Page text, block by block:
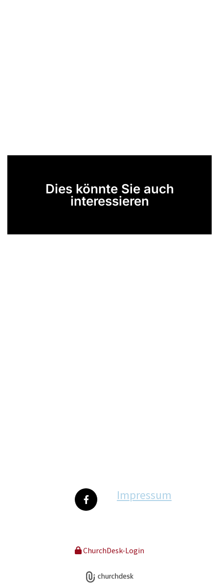
Dies könnte Sie auch
interessieren
Impressum
ChurchDesk-Login